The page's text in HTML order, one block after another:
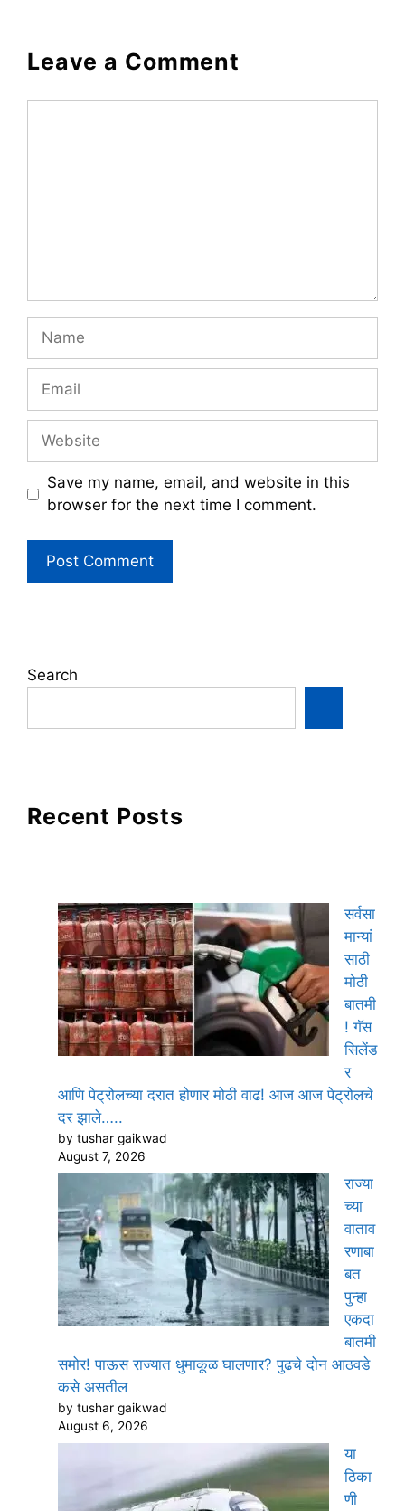
Leave a Comment
Name
Email
Website
Save my name, email, and website in this
browser for the next time I comment.
Search
Recent Posts
सर्वसा
मान्यां
साठी
मोठी
बातमी
! गॅस
सिलेंड
र
आणि पेट्रोलच्या दरात होणार मोठी वाढ! आज आज पेट्रोलचे
दर झाले…..
by tushar gaikwad
August 7, 2026
राज्या
च्या
वाताव
रणाबा
बत
पुन्हा
एकदा
बातमी
समोर! पाऊस राज्यात धुमाकूळ घालणार? पुढचे दोन आठवडे
कसे असतील
by tushar gaikwad
August 6, 2026
या
ठिका
णी